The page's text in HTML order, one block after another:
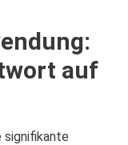
auf
signifikante